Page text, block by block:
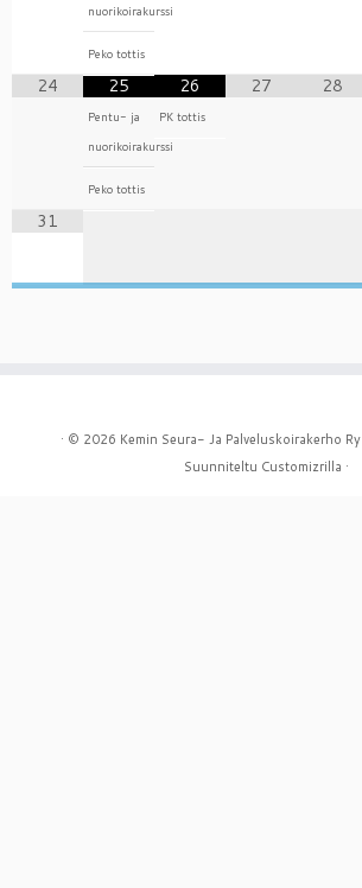
nuorikoirakurssi
Peko tottis
24 25
Pentu- ja
nuorikoirakurssi
Peko tottis
26
PK tottis
27 28
31
· © 2026 Kemin Seura- Ja Palveluskoirakerho Ry
Suunniteltu Customizrilla ·